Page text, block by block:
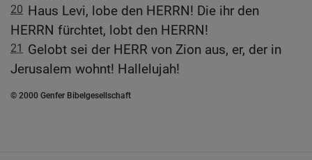
20 Haus Levi, lobe den HERRN! Die ihr den
HERRN fürchtet, lobt den HERRN!
21 Gelobt sei der HERR von Zion aus, er, der in
Jerusalem wohnt! Hallelujah!
© 2000 Genfer Bibelgesellschaft